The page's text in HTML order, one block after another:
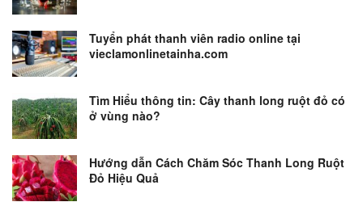
Tuyển phát thanh viên radio online tại
vieclamonlinetainha.com
Tìm Hiểu thông tin: Cây thanh long ruột đỏ có
ở vùng nào?
Hướng dẫn Cách Chăm Sóc Thanh Long Ruột
Đỏ Hiệu Quả